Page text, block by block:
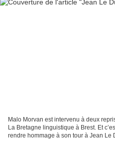
Malo Morvan est intervenu à deux
La Bretagne linguistique à Brest. Et
rendre hommage à son tour à Jean Le